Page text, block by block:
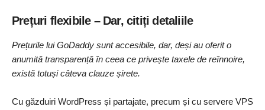
Prețuri flexibile – Dar, citiți detaliile
Prețurile lui GoDaddy sunt accesibile, dar, deși au oferit o
anumită transparență în ceea ce privește taxele de reînnoire,
există totuși câteva clauze șirete.
Cu găzduiri WordPress și partajate, precum și cu servere VPS